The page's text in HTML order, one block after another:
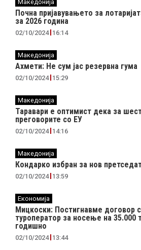
Македонија
Почна пријавувањето за
за 2026 година
02/10/2024 16:14
Македонија
Ахмети: Не сум јас резервна гума
02/10/2024 15:29
Македонија
Таравари e oптимист дека за
преговорите со ЕУ
02/10/2024 14:16
Македонија
Кондарко избран за нов
02/10/2024 13:59
Економија
Мицкоски: Постигнавме договор
туроператор за носење на 35.000
годишно
02/10/2024 13:44